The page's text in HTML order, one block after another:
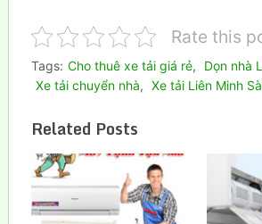
Rate this
Tags: Cho thuê xe tải giá rẻ, Dọn nhà
Xe tải chuyển nhà, Xe tải Liên Minh
Related Posts